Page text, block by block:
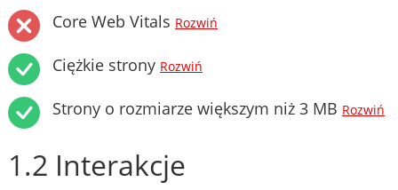
Core Web Vitals Rozwiń
Ciężkie strony Rozwiń
Strony o rozmiarze większym niż 3 MB Rozwiń
1.2 Interakcje